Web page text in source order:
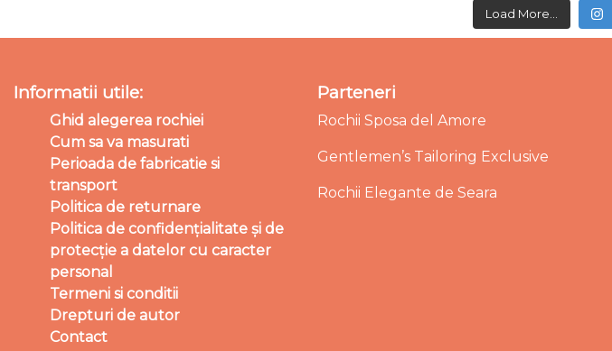
Load More...
Informatii utile:
Ghid alegerea rochiei
Cum sa va masurati
Perioada de fabricatie si
transport
Politica de returnare
Politica de confidențialitate și de
protecție a datelor cu caracter
personal
Termeni si conditii
Drepturi de autor
Contact
Parteneri
Rochii Sposa del Amore
Gentlemen’s Tailoring Exclusive
Rochii Elegante de Seara